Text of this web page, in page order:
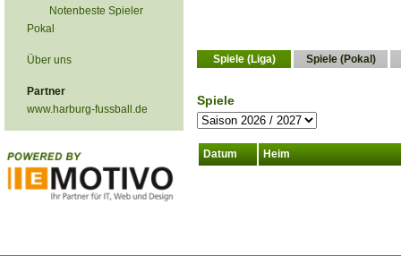
Notenbeste Spieler
Pokal
Über uns
Partner
www.harburg-fussball.de
Spiele (Liga) Spiele (Pokal)
Spiele
Datum Heim